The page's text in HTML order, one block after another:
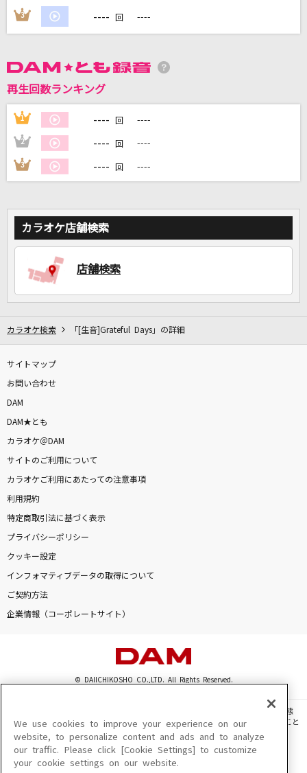
3 ---- 回 ----
再生回数ランキング
1 ---- 回 ----
2 ---- 回 ----
3 ---- 回 ----
カラオケ店舗検索
店舗検索
カラオケ検索 「[生音]Grateful Days」の詳細
サイトマップ
お問い合わせ
DAM
DAM★とも
カラオケ＠DAM
サイトのご利用について
カラオケご利用にあたっての注意事項
利用規約
特定商取引法に基づく表示
プライバシーポリシー
クッキー設定
インフォマティブデータの取得について
ご契約方法
企業情報（コーポレートサイト）
© DAIICHIKOSHO CO.,LTD. All Rights Reserved.
このサイトに掲載されている一切の文章・画像・写真・動画・音声等を、手段や形態
を問わず、著作権法の定める範囲を超えて無断で複製、転載、ファイル化などすること
を禁じます。
楽曲及びコンテンツは、機種によりご利用いただけない場合があります。
楽曲及びコンテンツの配信日、配信内容が変更になる場合があります。
We use cookies to improve your experience on our
website, to personalize content and ads and to analyze
our traffic. Please click [Cookie Settings] to customize
your cookie settings on our website.